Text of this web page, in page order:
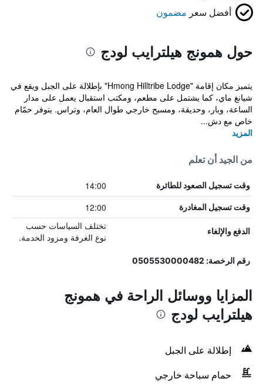
أفضل سعر مضمون
حول همونج هيلترايب لودج
يتميز مكان إقامة "Hmong Hilltribe Lodge" بإطلالة على الجبل ويقع في
شيانغ ماي، كما يشتمل على مطعم، ومكتب استقبال يعمل على مدار
الساعة، وبار، وحديقة، ومسبح خارجي طوال العام، وتراس. يتوفر حمّام
خاص مع دش...
المزيد
من الجيد أن تعلم
وقت تسجيل الصعود للطائرة 14:00
وقت تسجيل المغادرة 12:00
الدفع والإلغاء
تختلف السياسات حسب
نوع الغرفة ومزود الخدمة.
رقم الرخصة: 0505530000482
المزايا ووسائل الراحة في همونج
هيلترايب لودج
إطلالة على الجبل
حمام سباحة خارجي